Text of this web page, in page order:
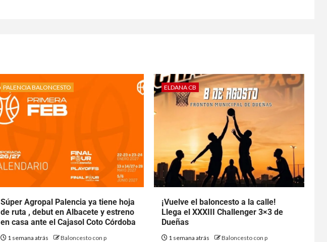
PALENCIA BALONCESTO
Súper Agropal Palencia ya tiene hoja
de ruta , debut en Albacete y estreno
en casa ante el Cajasol Coto Córdoba
1 semana atrás Baloncesto con p
ELDANA CB
¡Vuelve el baloncesto a la calle!
Llega el XXXIII Challenger 3×3 de
Dueñas
1 semana atrás Baloncesto con p